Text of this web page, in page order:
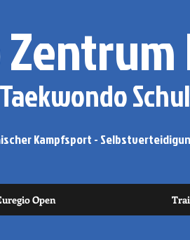
Taekwondo
Kampfsport -
Open